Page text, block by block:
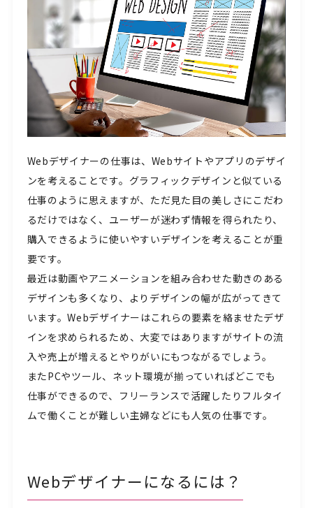
Webデザイナーの仕事は、Webサイトやアプリのデザイ
ンを考えることです。グラフィックデザインと似ている
仕事のように思えますが、ただ見た目の美しさにこだわ
るだけではなく、ユーザーが迷わず情報を得られたり、
購入できるように使いやすいデザインを考えることが重
要です。
最近は動画やアニメーションを組み合わせた動きのある
デザインも多くなり、よりデザインの幅が広がってきて
います。Webデザイナーはこれらの要素を絡ませたデザ
インを求められるため、大変ではありますがサイトの流
入や売上が増えるとやりがいにもつながるでしょう。
またPCやツール、ネット環境が揃っていればどこでも
仕事ができるので、フリーランスで活躍したりフルタイ
ムで働くことが難しい主婦などにも人気の仕事です。
Webデザイナーになるには？